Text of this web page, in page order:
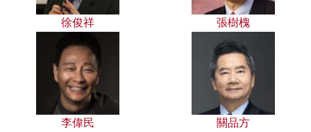
徐俊祥 張樹槐
李偉民 關品方